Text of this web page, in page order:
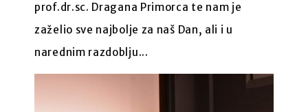
prof.dr.sc. Dragana Primorca te nam je
zaželio sve najbolje za naš Dan, ali i u
narednim razdoblju...